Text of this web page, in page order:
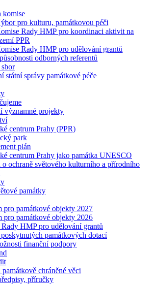
komise
pro kulturu, památkovou péči
Rady HMP pro koordinaci aktivit na
PPR
Rady HMP pro udělování grantů
odborných referentů
státní správy památkové péče
významné projekty
centrum Prahy (PPR)
park
plán
centrum Prahy jako památka UNESCO
ochraně světového kulturního a přírodního
památky
pro památkové objekty 2027
pro památkové objekty 2026
HMP pro udělování grantů
památkových dotací
finanční podpory
chráněné věci
příručky